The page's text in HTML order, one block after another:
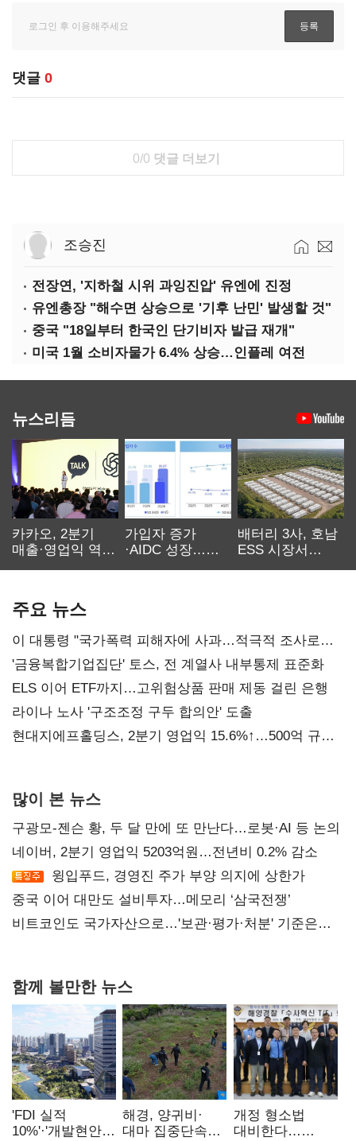
댓글 0
0/0 댓글 더보기
조승진
전장연, '지하철 시위 과잉진압' 유엔에 진정
유엔총장 "해수면 상승으로 '기후 난민' 발생할 것"
중국 "18일부터 한국인 단기비자 발급 재개"
미국 1월 소비자물가 6.4% 상승…인플레 여전
뉴스리듬
카카오, 2분기
매출·영업익 역대
가입자 증가
·AIDC 성장…
배터리 3사, 호남
ESS 시장서
주요 뉴스
이 대통령 "국가폭력 피해자에 사과…적극적 조사로
진실 밝혀야"
'금융복합기업집단' 토스, 전 계열사 내부통제 표준화
ELS 이어 ETF까지…고위험상품 판매 제동 걸린 은행
라이나 노사 '구조조정 구두 합의안' 도출
현대지에프홀딩스, 2분기 영업익 15.6%↑…500억 규모
많이 본 뉴스
구광모-젠슨 황, 두 달 만에 또 만난다…로봇·AI 등 논의
네이버, 2분기 영업익 5203억원…전년비 0.2% 감소
윙입푸드, 경영진 주가 부양 의지에 상한가
중국 이어 대만도 설비투자…메모리 ‘삼국전쟁’
비트코인도 국가자산으로…'보관·평가·처분' 기준은
함께 볼만한 뉴스
'FDI 실적
10%'·'개발현안
해경, 양귀비·
대마 집중단속…
개정 형소법
대비한다…